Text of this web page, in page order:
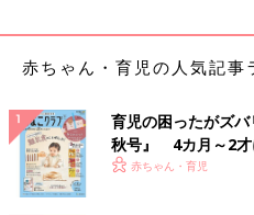
赤ちゃん・育児の人気記事
育児の困ったがズ
秋号』 4カ月～2才
いっぱい！
赤ちゃん・育児